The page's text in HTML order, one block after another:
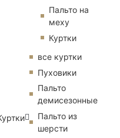
Пальто на
меху
Куртки
все куртки
Пуховики
Пальто
демисезонные
Пальто из
шерсти